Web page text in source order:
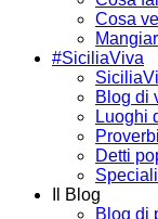
Cosa
#SiciliaViva
Blog di
Luoghi
Detti
Il Blog
Blog di